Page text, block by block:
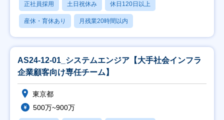
正社員採用 土日祝休み 休日120日以上
産休・育休あり 月残業20時間以内
AS24-12-01_システムエンジア【大手社会インフラ
企業顧客向け専任チーム】
東京都
500万~900万